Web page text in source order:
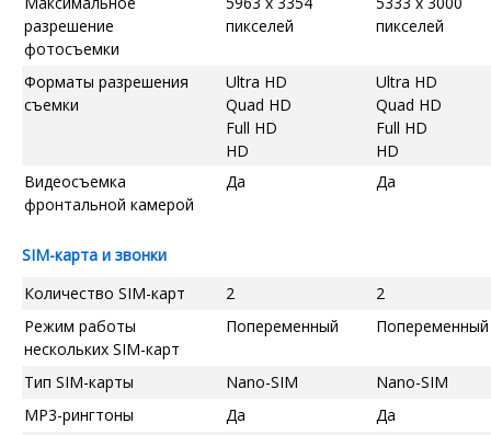
разрешение
фотосъемки
пикселей
пикселей
Форматы разрешения
съемки
Ultra HD
Quad HD
Full HD
HD
Ultra HD
Quad HD
Full HD
HD
Видеосъемка
фронтальной камерой
Да Да
SIM-карта и звонки
Количество SIM-карт
2
2
Режим работы
нескольких SIM-карт
Попеременный Попеременный
Тип SIM-карты Nano-SIM
Nano-SIM
MP3-рингтоны
Да
Да